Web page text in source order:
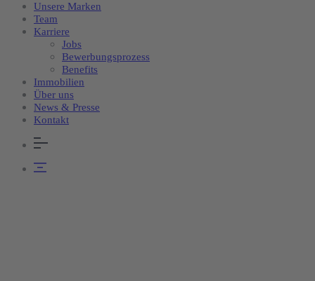
Unsere Marken
Team
Karriere
Jobs
Bewerbungsprozess
Benefits
Immobilien
Über uns
News & Presse
Kontakt